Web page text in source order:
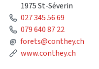
1975 St-Séverin
Phone
027 345 56 69
Phone
079 640 87 22
@ Mail
forets@conthey.ch
Link
www.conthey.ch